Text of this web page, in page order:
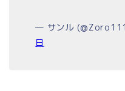
— サンル
日